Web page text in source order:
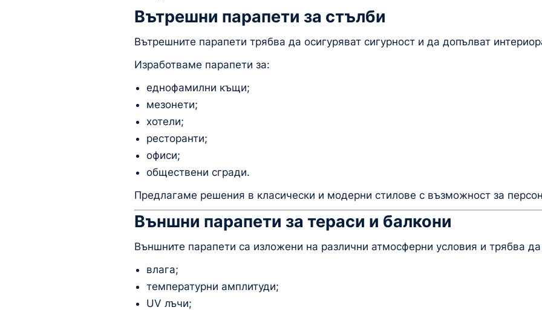
Вътрешни парапети за стълби
Вътрешните парапети трябва да осигуряват сигурност и да допълват
Изработваме парапети за:
еднофамилни къщи;
мезонети;
хотели;
ресторанти;
офиси;
обществени сгради.
Предлагаме решения в класически и модерни стилове с възможност за
Външни парапети за тераси и балкони
Външните парапети са изложени на различни атмосферни условия и трябва
влага;
температурни амплитуди;
UV лъчи;